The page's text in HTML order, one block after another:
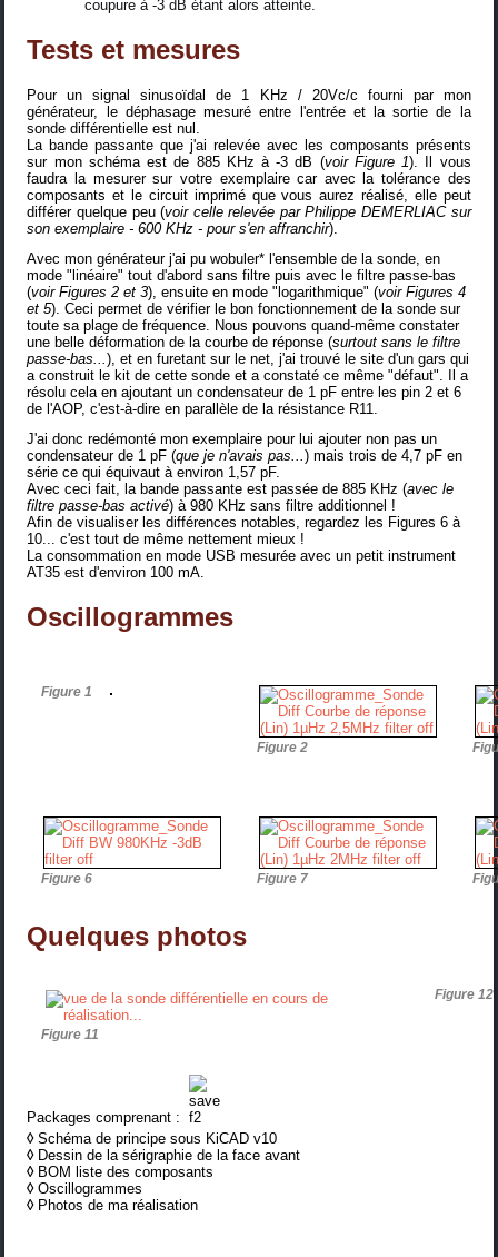
coupure à -3 dB étant alors atteinte.
Tests et mesures
Pour un signal sinusoïdal de 1 KHz / 20Vc/c fourni par mon
générateur, le déphasage mesuré entre l'entrée et la sortie de la
sonde différentielle est nul.
La bande passante que j'ai relevée avec les composants présents
sur mon schéma est de 885 KHz à -3 dB (voir Figure 1). Il vous
faudra la mesurer sur votre exemplaire car avec la tolérance des
composants et le circuit imprimé que vous aurez réalisé, elle peut
différer quelque peu (voir celle relevée par Philippe DEMERLIAC sur
son exemplaire - 600 KHz - pour s'en affranchir).
Avec mon générateur j'ai pu wobuler* l'ensemble de la sonde, en
mode "linéaire" tout d'abord sans filtre puis avec le filtre passe-bas
(voir Figures 2 et 3), ensuite en mode "logarithmique" (voir Figures 4
et 5). Ceci permet de vérifier le bon fonctionnement de la sonde sur
toute sa plage de fréquence. Nous pouvons quand-même constater
une belle déformation de la courbe de réponse (surtout sans le filtre
passe-bas...), et en furetant sur le net, j'ai trouvé le site d'un gars qui
a construit le kit de cette sonde et a constaté ce même "défaut". Il a
résolu cela en ajoutant un condensateur de 1 pF entre les pin 2 et 6
de l'AOP, c'est-à-dire en parallèle de la résistance R11.
J'ai donc redémonté mon exemplaire pour lui ajouter non pas un
condensateur de 1 pF (que je n'avais pas...) mais trois de 4,7 pF en
série ce qui équivaut à environ 1,57 pF.
Avec ceci fait, la bande passante est passée de 885 KHz (avec le
filtre passe-bas activé) à 980 KHz sans filtre additionnel !
Afin de visualiser les différences notables, regardez les Figures 6 à
10... c'est tout de même nettement mieux !
La consommation en mode USB mesurée avec un petit instrument
AT35 est d'environ 100 mA.
Oscillogrammes
Figure 1
Figure 2
Figure 6 Figure 7
Quelques photos
Figure 11
Figure 12
Packages comprenant :
◊Schéma de principe sous KiCAD v10
◊ Dessin de la sérigraphie de la face avant
◊ BOM liste des composants
◊Oscillogrammes
◊ Photos de ma réalisation